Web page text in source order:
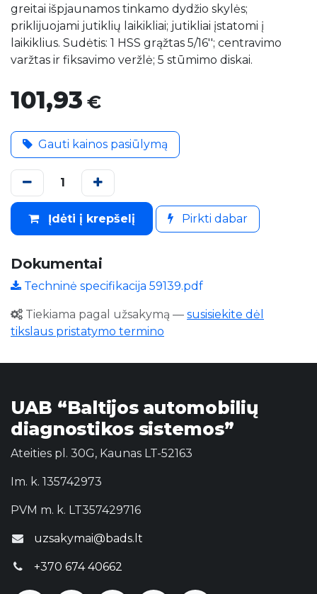
greitai išpjaunamos tinkamo dydžio skylės;
priklijuojami jutiklių laikikliai; jutikliai įstatomi į
laikiklius. Sudėtis: 1 HSS grąžtas 5/16''; centravimo
varžtas ir fiksavimo veržlė; 5 stūmimo diskai.
101,93 €
Gauti kainos pasiūlymą
Įdėti į krepšelį Pirkti dabar
Dokumentai
Techninė specifikacija 59139.pdf
Tiekiama pagal užsakymą — susisiekite dėl
tikslaus pristatymo termino
UAB “Baltijos automobilių
diagnostikos sistemos”
Ateities pl. 30G, Kaunas LT-52163
Im. k. 135742973
PVM m. k. LT357429716
uzsakymai@bads.lt
+370 674 40662